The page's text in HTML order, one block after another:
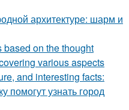
архитектуре: шарм и
on the thought
various aspects
and interesting facts:
помогут узнать город